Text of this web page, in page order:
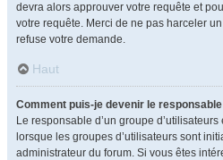
devra alors approuver votre requête et
votre requête. Merci de ne pas harceler
refuse votre demande.
Haut
Comment puis-je devenir le responsable
Le responsable d’un groupe
lorsque les groupes d’utilisateurs sont
administrateur du forum. Si vous êtes